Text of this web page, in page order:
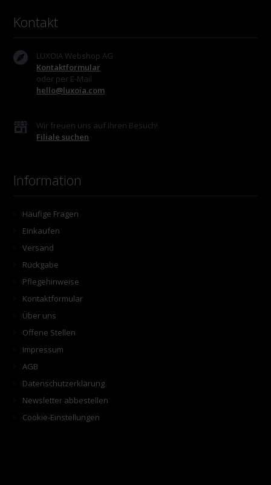
Kontakt
LUXOIA Webshop AG
Kontaktformular
oder per E-Mail
hello@luxoia.com
Wir freuen uns auf Ihren Besuch!
Filiale suchen
Information
Häufige Fragen
Einkaufen
Versand
Rückgabe
Pflegehinweise
Kontaktformular
Über uns
Offene Stellen
Impressum
AGB
Datenschutzerklärung
Newsletter abbestellen
Cookie-Einstellungen